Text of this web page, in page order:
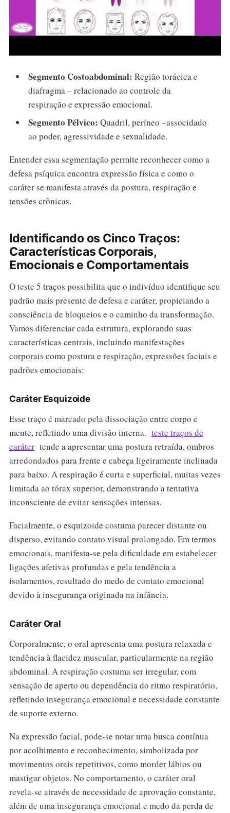
Segmento Costoabdominal: Região torácica e
diafragma – relacionado ao controle da
respiração e expressão emocional.
Segmento Pélvico: Quadril, períneo –associdado
ao poder, agressividade e sexualidade.
Entender essa segmentação permite reconhecer como a
defesa psíquica encontra expressão física e como o
caráter se manifesta através da postura, respiração e
tensões crônicas.
Identificando os Cinco Traços:
Características Corporais,
Emocionais e Comportamentais
O teste 5 traços possibilita que o indivíduo identifique seu
padrão mais presente de defesa e caráter, propiciando a
consciência de bloqueios e o caminho da transformação.
Vamos diferenciar cada estrutura, explorando suas
características centrais, incluindo manifestações
corporais como postura e respiração, expressões faciais e
padrões emocionais:
Caráter Esquizoide
Esse traço é marcado pela dissociação entre corpo e
mente, refletindo uma divisão interna. teste traços de
carátertende a apresentar uma postura retraída, ombros
arredondados para frente e cabeça ligeiramente inclinada
para baixo. A respiração é curta e superficial, muitas vezes
limitada ao tórax superior, demonstrando a tentativa
inconsciente de evitar sensações intensas.
Facialmente, o esquizoide costuma parecer distante ou
disperso, evitando contato visual prolongado. Em termos
emocionais, manifesta-se pela dificuldade em estabelecer
ligações afetivas profundas e pela tendência a
isolamentos, resultado do medo de contato emocional
devido à insegurança originada na infância.
Caráter Oral
Corporalmente, o oral apresenta uma postura relaxada e
tendência à flacidez muscular, particularmente na região
abdominal. A respiração costuma ser irregular, com
sensação de aperto ou dependência do ritmo respiratório,
refletindo insegurança emocional e necessidade constante
de suporte externo.
Na expressão facial, pode-se notar uma busca contínua
por acolhimento e reconhecimento, simbolizada por
movimentos orais repetitivos, como morder lábios ou
mastigar objetos. No comportamento, o caráter oral
revela-se através de necessidade de aprovação constante,
além de uma insegurança emocional e medo da perda de